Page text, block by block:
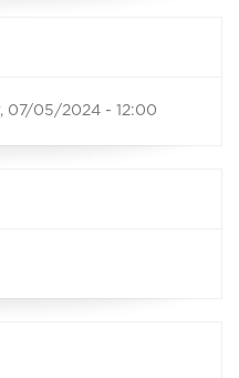
07/05/2024 - 12:00